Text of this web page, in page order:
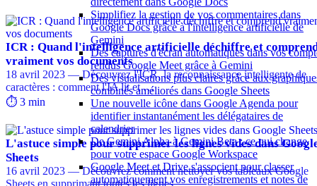
Simplifiez la gestion de vos commentaires dans
Google Docs grâce à l'intelligence artificielle de
Gemini
Des captures d'écran automatiques dans vos
rendus Google Meet grâce à Gemini
Des visualisations plus claires grâce aux
combinés améliorés dans Google Sheets
Une nouvelle icône dans Google Agenda pour
identifier instantanément les délégataires de
calendrier
De Gemini Alpha à Gemini Beta : ce qui change
pour votre espace Google Workspace
Google Meet et Drive s'associent pour classer
automatiquement vos enregistrements et notes de
ICR : Quand l'intelligence artificielle déchiffre et
vraiment vos documents
18 avril 2023 — Découvrez l'ICR, la reconnaissance intelligente de
caractères : comment l'IA lit et …
⏱️ 3 min
L'astuce simple pour supprimer les lignes vides dans
Sheets
16 avril 2023 — Découvrez comment nettoyer vos tableaux Google
Sheets en supprimant toutes les lignes …